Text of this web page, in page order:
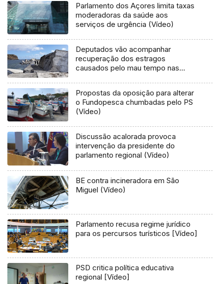
Parlamento dos Açores limita taxas
moderadoras da saúde aos
serviços de urgência (Vídeo)
Deputados vão acompanhar
recuperação dos estragos
causados pelo mau tempo nas
Propostas da oposição para alterar
o Fundopesca chumbadas pelo PS
(Vídeo)
Discussão acalorada provoca
intervenção da presidente do
parlamento regional (Vídeo)
BE contra incineradora em São
Miguel (Vídeo)
Parlamento recusa regime jurídico
para os percursos turísticos [Vídeo]
PSD critica política educativa
regional [Vídeo]